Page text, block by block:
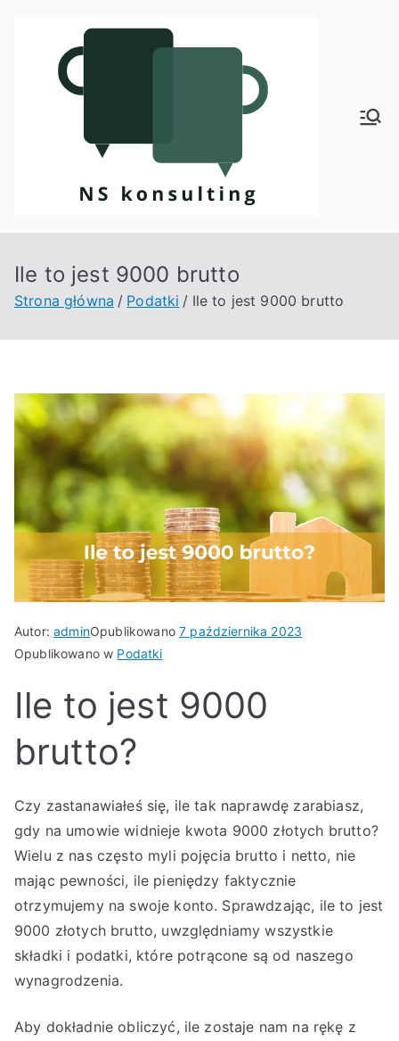
Kon
Ile to jest 9000 brutto
Strona główna Podatki Ile to jest 9000 brutto
Autor:adminOpublikowano7 października 2023
Opublikowano w Podatki
Ile to jest 9000
brutto?
Czy zastanawiałeś się, ile tak naprawdę zarabiasz,
gdy na umowie widnieje kwota 9000 złotych brutto?
Wielu z nas często myli pojęcia brutto i netto, nie
mając pewności, ile pieniędzy faktycznie
otrzymujemy na swoje konto. Sprawdzając, ile to jest
9000 złotych brutto, uwzględniamy wszystkie
składki i podatki, które potrącone są od naszego
wynagrodzenia.
Aby dokładnie obliczyć, ile zostaje nam na rękę z